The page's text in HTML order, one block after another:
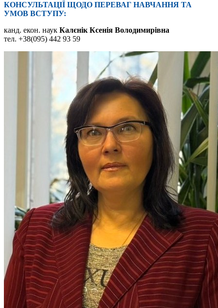
КОНСУЛЬТАЦІЇ ЩОДО ПЕРЕВАГ НАВЧАННЯ ТА
УМОВ ВСТУПУ:
канд. екон. наук Калєнік Ксенія Володимирівна
тел. +38(095) 442 93 59